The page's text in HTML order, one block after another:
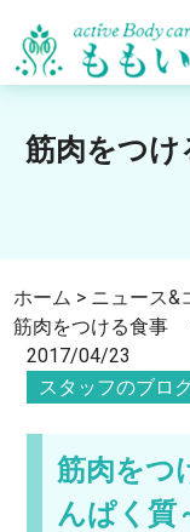
筋肉をつ
ホーム > ニュース&
筋肉をつける食事
2017/04/23
スタッフのブロ
筋肉を
んぱく質